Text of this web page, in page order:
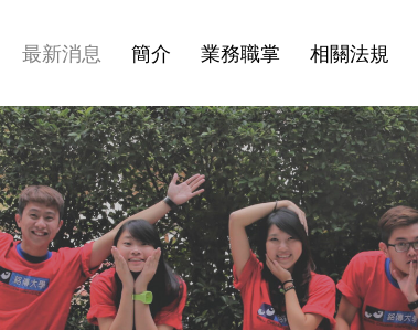
最新消息 簡介 業務職掌 相關法規